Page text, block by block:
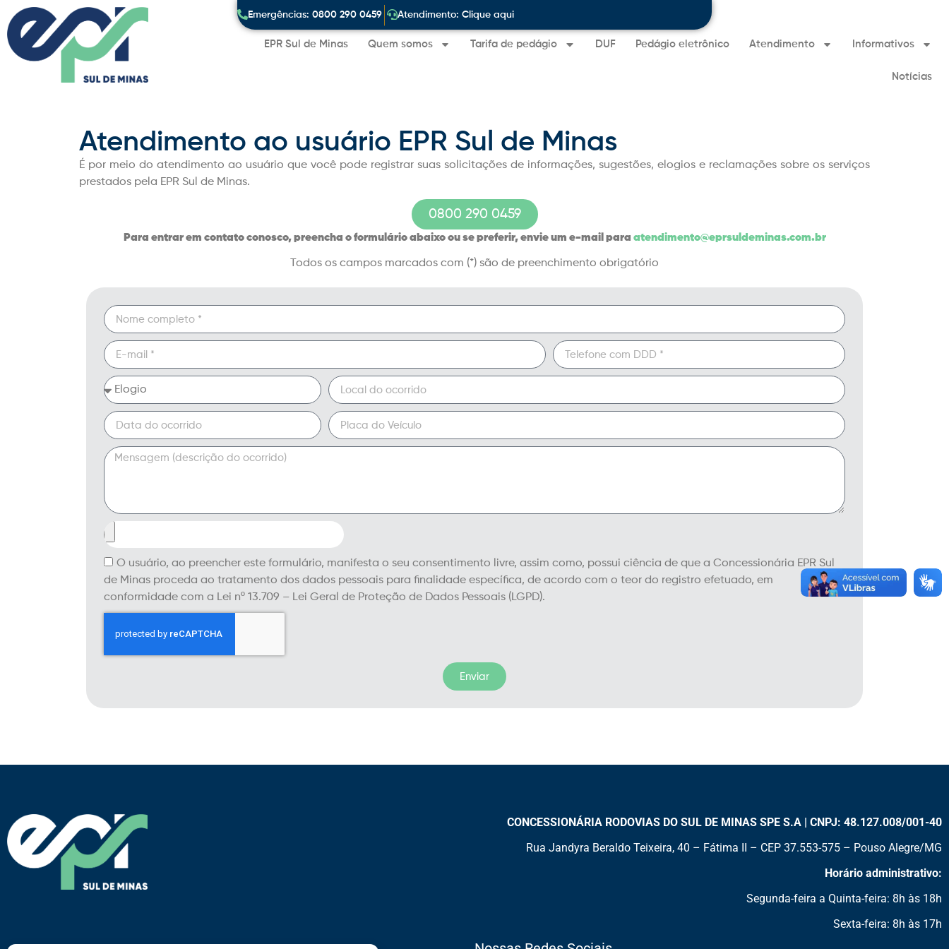
Emergências: 0800 290 0459 Atendimento: Clique aqui
EPR Sul de Minas Quem somos Tarifa de pedágio DUF Pedágio eletrônico Atendimento Informativos
Notícias
Atendimento ao usuário EPR Sul de Minas
É por meio do atendimento ao usuário que você pode registrar suas solicitações de informações, sugestões, elogios e reclamações sobre os serviços
prestados pela EPR Sul de Minas.
0800 290 0459
Para entrar em contato conosco, preencha o formulário abaixo ou se preferir, envie um e-mail para atendimento@eprsuldeminas.com.br
Todos os campos marcados com (*) são de preenchimento obrigatório
O usuário, ao preencher este formulário, manifesta o seu consentimento livre, assim como, possui ciência de que a Concessionária EPR Sul
de Minas proceda ao tratamento dos dados pessoais para finalidade específica, de acordo com o teor do registro efetuado, em
conformidade com a Lei nº 13.709 – Lei Geral de Proteção de Dados Pessoais (LGPD).
Enviar
CONCESSIONÁRIA RODOVIAS DO SUL DE MINAS SPE S.A | CNPJ: 48.127.008/001-40
Rua Jandyra Beraldo Teixeira, 40 – Fátima II – CEP 37.553-575 – Pouso Alegre/MG
Horário administrativo:
Segunda-feira a Quinta-feira: 8h às 18h
Sexta-feira: 8h às 17h